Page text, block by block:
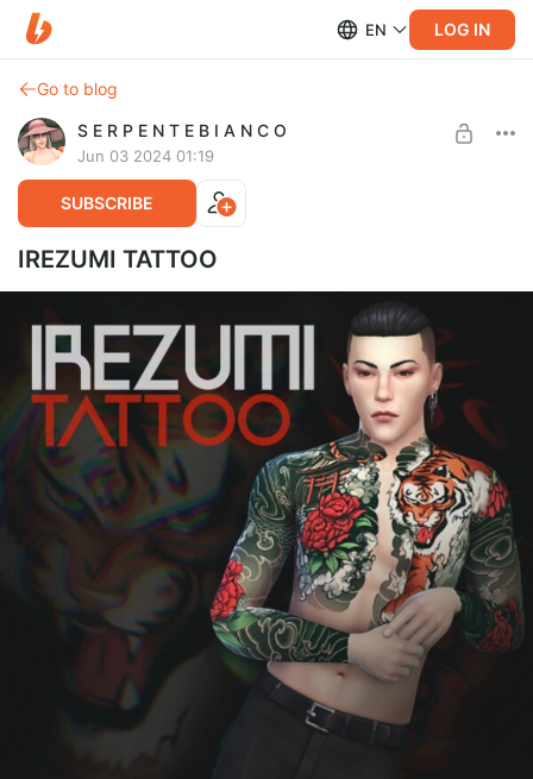
EN LOG IN
Go to blog
S E R P E N T E B I A N C O
Jun 03 2024 01:19
SUBSCRIBE
IREZUMI TATTOO